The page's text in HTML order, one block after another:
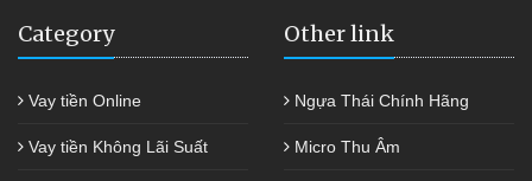
Category
Vay tiền Online
Vay tiền Không Lãi Suất
Other link
Ngựa Thái Chính Hãng
Micro Thu Âm